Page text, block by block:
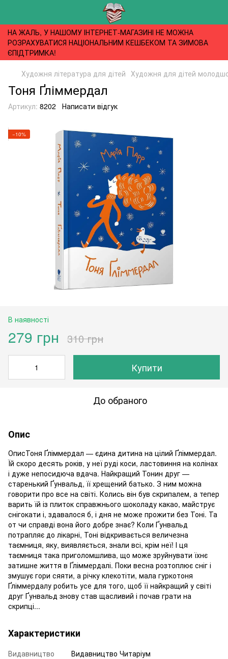
НА ЖАЛЬ, У НАШОМУ ІНТЕРНЕТ-МАГАЗИНІ НЕ МОЖНА
РОЗРАХУВАТИСЯ НАЦІОНАЛЬНИМ КЕШБЕКОМ ТА ЗИМОВА
ЄПІДТРИМКА!
Художня література для дітей Художня для дітей
Тоня Ґліммердал
Артикул: 8202 Написати відгук
−10%
В наявності
279 грн 310 грн
Купити
До обраного
Опис
ОписТоня Ґліммердал — єдина дитина на цілий Ґліммердал.
Їй скоро десять років, у неї руді коси, ластовиння на колінах
і дуже непосидюча вдача. Найкращий Тонин друг —
старенький Ґунвальд, її хрещений батько. З ним можна
говорити про все на світі. Колись він був скрипалем, а тепер
варить їй із плиток справжнього шоколаду какао, майструє
снігокати і, здавалося б, і дня не може прожити без Тоні. Та
от чи справді вона його добре знає? Коли Ґунвальд
потрапляє до лікарні, Тоні відкривається величезна
таємниця, яку, виявляється, знали всі, крім неї! І ця
таємниця така приголомшлива, що може зруйнувати їхнє
затишне життя в Ґліммердалі. Поки весна розтоплює сніг і
змушує гори сяяти, а річку клекотіти, мала гуркотоня
Ґліммердалу робить усе для того, щоб її найкращий у світі
друг Ґунвальд знову став щасливий і почав грати на
скрипці...
Характеристики
Видавництво
Видавництво Читаріум